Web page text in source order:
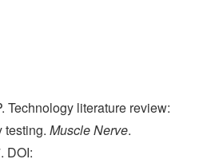
Technology literature review:
testing.Muscle Nerve.
DOI: